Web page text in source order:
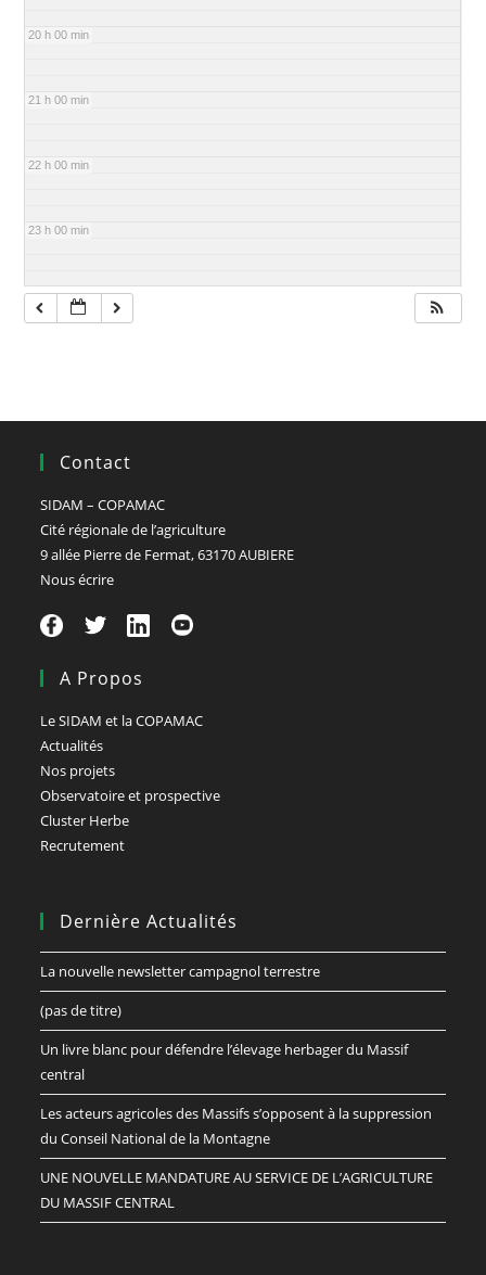
20 h 00 min
21 h 00 min
22 h 00 min
23 h 00 min
Contact
SIDAM – COPAMAC
Cité régionale de l’agriculture
9 allée Pierre de Fermat, 63170 AUBIERE
Nous écrire
A Propos
Le SIDAM et la COPAMAC
Actualités
Nos projets
Observatoire et prospective
Cluster Herbe
Recrutement
Dernière Actualités
La nouvelle newsletter campagnol terrestre
(pas de titre)
Un livre blanc pour défendre l’élevage herbager du Massif
central
Les acteurs agricoles des Massifs s’opposent à la suppression
du Conseil National de la Montagne
UNE NOUVELLE MANDATURE AU SERVICE DE L’AGRICULTURE
DU MASSIF CENTRAL